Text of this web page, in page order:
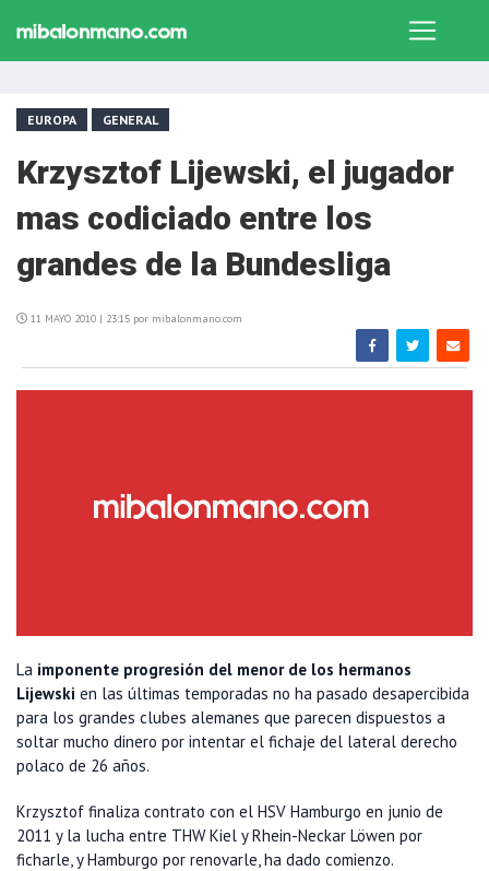
EUROPA GENERAL
Krzysztof Lijewski, el jugador
mas codiciado entre los
grandes de la Bundesliga
11 MAYO 2010 | 23:15 por mibalonmano.com
La imponente progresión del menor de los hermanos
Lijewski en las últimas temporadas no ha pasado desapercibida
para los grandes clubes alemanes que parecen dispuestos a
soltar mucho dinero por intentar el fichaje del lateral derecho
polaco de 26 años.
Krzysztof finaliza contrato con el HSV Hamburgo en junio de
2011 y la lucha entre THW Kiel y Rhein-Neckar Löwen por
ficharle, y Hamburgo por renovarle, ha dado comienzo.